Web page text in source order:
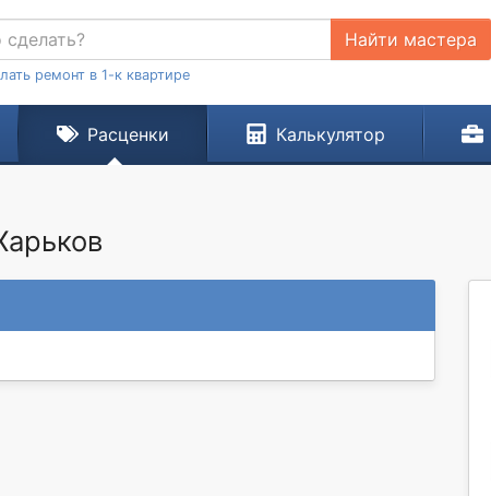
Найти мастера
ремонт в 1-к квартире
Расценки Калькулятор